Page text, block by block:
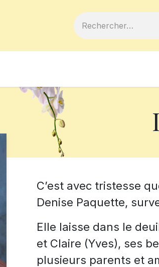
C’est avec tristesse
Denise Paquette,
Elle laisse dans le
et Claire (Yves), ses
plusieurs parents et